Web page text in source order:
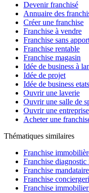
Devenir franchisé
Annuaire des
Créer une franchise
Franchise à vendre
Franchise sans
Franchise rentable
Franchise magasin
Idée de business à
Idée de projet
Idée de business
Ouvrir une laverie
Ouvrir une salle de
Ouvrir une
Acheter une
Thématiques similaires
Franchise
Franchise
Franchise
Franchise
Franchise